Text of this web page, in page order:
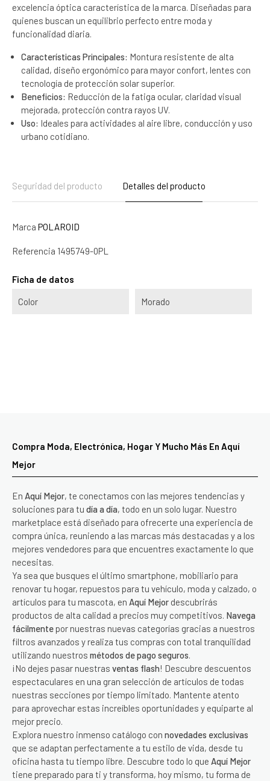
excelencia óptica característica de la marca. Diseñadas para
quienes buscan un equilibrio perfecto entre moda y
funcionalidad diaria.
Características Principales: Montura resistente de alta
calidad, diseño ergonómico para mayor confort, lentes con
tecnología de protección solar superior.
Beneficios: Reducción de la fatiga ocular, claridad visual
mejorada, protección contra rayos UV.
Uso: Ideales para actividades al aire libre, conducción y uso
urbano cotidiano.
Seguridad del producto Detalles del producto
Marca POLAROID
Referencia 1495749-0PL
Ficha de datos
Color Morado
Compra Moda, Electrónica, Hogar Y Mucho Más En Aquí
Mejor
En Aquí Mejor, te conectamos con las mejores tendencias y
soluciones para tu día a día, todo en un solo lugar. Nuestro
marketplace está diseñado para ofrecerte una experiencia de
compra única, reuniendo a las marcas más destacadas y a los
mejores vendedores para que encuentres exactamente lo que
necesitas.
Ya sea que busques el último smartphone, mobiliario para
renovar tu hogar, repuestos para tu vehículo, moda y calzado, o
artículos para tu mascota, en Aquí Mejor descubrirás
productos de alta calidad a precios muy competitivos. Navega
fácilmente por nuestras nuevas categorías gracias a nuestros
filtros avanzados y realiza tus compras con total tranquilidad
utilizando nuestros métodos de pago seguros.
¡No dejes pasar nuestras ventas flash! Descubre descuentos
espectaculares en una gran selección de artículos de todas
nuestras secciones por tiempo limitado. Mantente atento
para aprovechar estas increíbles oportunidades y equiparte al
mejor precio.
Explora nuestro inmenso catálogo con novedades exclusivas
que se adaptan perfectamente a tu estilo de vida, desde tu
oficina hasta tu tiempo libre. Descubre todo lo que Aquí Mejor
tiene preparado para ti y transforma, hoy mismo, tu forma de